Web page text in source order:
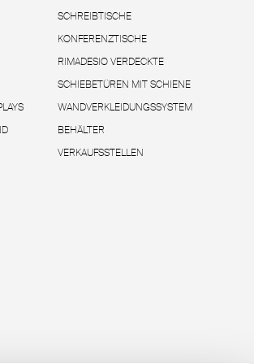
SCHREIBTISCHE
KONFERENZTISCHE
RIMADESIO VERDECKTE
SCHIEBETÜREN MIT SCHIENE
WANDVERKLEIDUNGSSYSTEM
BEHÄLTER
VERKAUFSSTELLEN